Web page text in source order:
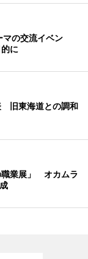
の交流イベン
に
旧東海道との調和
職業展」 オカムラ